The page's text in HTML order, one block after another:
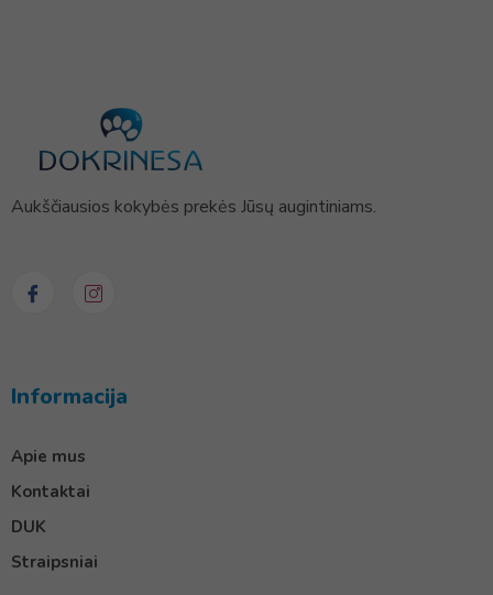
Aukščiausios kokybės prekės Jūsų augintiniams.
Informacija
Apie mus
Kontaktai
DUK
Straipsniai